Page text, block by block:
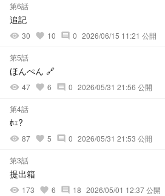
第6話
追記
visibility 30 favorite 10 comment 0 2026/06/15 11:21 公開
第5話
ほんぺん 🔗
visibility 47 favorite 6 comment 0 2026/05/31 21:56 公開
第4話
ﾎｪ?
visibility 87 favorite 5 comment 0 2026/05/31 21:53 公開
第3話
提出箱
visibility 173 favorite 6 comment 18 2026/05/01 12:37 公開